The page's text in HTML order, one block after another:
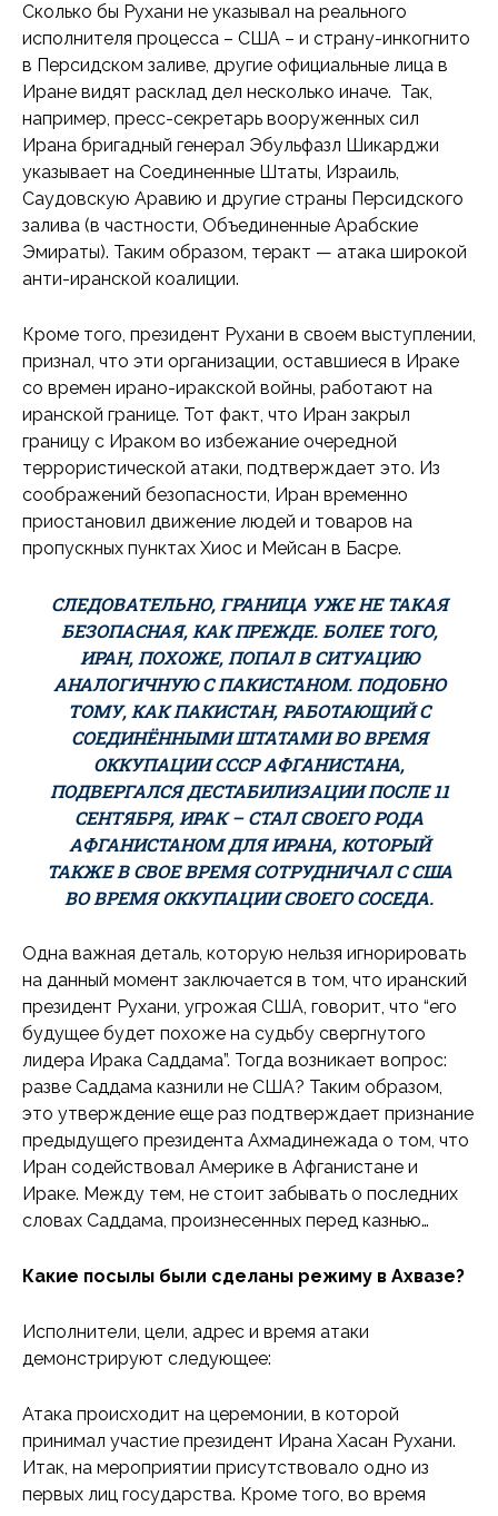
Сколько бы Рухани не указывал на реального
исполнителя процесса – США – и страну-инкогнито
в Персидском заливе, другие официальные лица в
Иране видят расклад дел несколько иначе. Так,
например, пресс-секретарь вооруженных сил
Ирана бригадный генерал Эбульфазл Шикарджи
указывает на Соединенные Штаты, Израиль,
Саудовскую Аравию и другие страны Персидского
залива (в частности, Объединенные Арабские
Эмираты). Таким образом, теракт — атака широкой
анти-иранской коалиции.
Кроме того, президент Рухани в своем выступлении,
признал, что эти организации, оставшиеся в Ираке
со времен ирано-иракской войны, работают на
иранской границе. Тот факт, что Иран закрыл
границу с Ираком во избежание очередной
террористической атаки, подтверждает это. Из
соображений безопасности, Иран временно
приостановил движение людей и товаров на
пропускных пунктах Хиос и Мейсан в Басре.
СЛЕДОВАТЕЛЬНО, ГРАНИЦА УЖЕ НЕ ТАКАЯ
БЕЗОПАСНАЯ, КАК ПРЕЖДЕ. БОЛЕЕ ТОГО,
ИРАН, ПОХОЖЕ, ПОПАЛ В СИТУАЦИЮ
АНАЛОГИЧНУЮ С ПАКИСТАНОМ. ПОДОБНО
ТОМУ, КАК ПАКИСТАН, РАБОТАЮЩИЙ С
СОЕДИНЁННЫМИ ШТАТАМИ ВО ВРЕМЯ
ОККУПАЦИИ СССР АФГАНИСТАНА,
ПОДВЕРГАЛСЯ ДЕСТАБИЛИЗАЦИИ ПОСЛЕ 11
СЕНТЯБРЯ, ИРАК – СТАЛ СВОЕГО РОДА
АФГАНИСТАНОМ ДЛЯ ИРАНА, КОТОРЫЙ
ТАКЖЕ В СВОЕ ВРЕМЯ СОТРУДНИЧАЛ С США
ВО ВРЕМЯ ОККУПАЦИИ СВОЕГО СОСЕДА.
Одна важная деталь, которую нельзя игнорировать
на данный момент заключается в том, что иранский
президент Рухани, угрожая США, говорит, что “его
будущее будет похоже на судьбу свергнутого
лидера Ирака Саддама”. Тогда возникает вопрос:
разве Саддама казнили не США? Таким образом,
это утверждение еще раз подтверждает признание
предыдущего президента Ахмадинежада о том, что
Иран содействовал Америке в Афганистане и
Ираке. Между тем, не стоит забывать о последних
словах Саддама, произнесенных перед казнью…
Какие посылы были сделаны режиму в Ахвазе?
Исполнители, цели, адрес и время атаки
демонстрируют следующее:
Атака происходит на церемонии, в которой
принимал участие президент Ирана Хасан Рухани.
Итак, на мероприятии присутствовало одно из
первых лиц государства. Кроме того, во время